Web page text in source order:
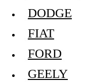
DODGE
FIAT
FORD
GEELY